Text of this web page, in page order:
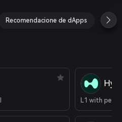
Recomendacione de dApps